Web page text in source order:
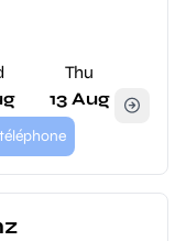
Thu
13 Aug